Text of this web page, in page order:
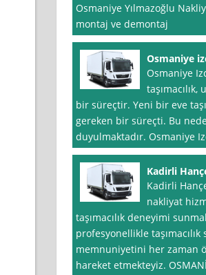
Osmaniye Yılmazoğlu
montaj ve demontaj
Osmaniye
Osmaniye
bir süreçtir. Yeni bir eve
gereken bir süreçti. Bu
duyulmaktadır. Osmaniye
Kadirli
Kadirli
nakliyat
taşımacılık deneyimi
profesyonellikle
memnuniyetini her zaman
hareket etmekteyiz.